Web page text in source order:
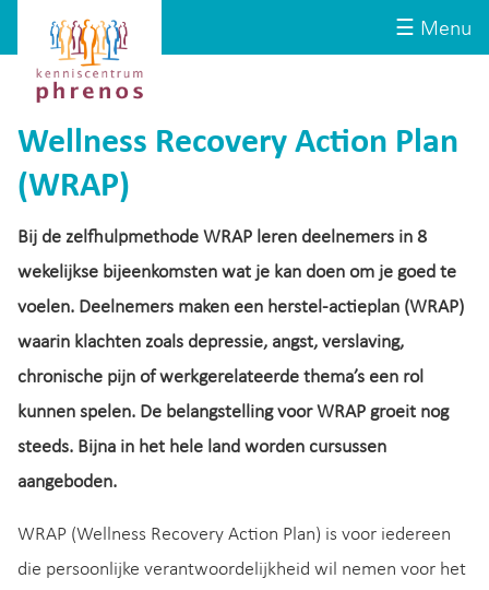
☰ Menu
Kenniscentrum
Phrenos
website
Wellness Recovery Action Plan
(WRAP)
Bij de zelfhulpmethode WRAP leren deelnemers in 8
wekelijkse bijeenkomsten wat je kan doen om je goed te
voelen. Deelnemers maken een herstel-actieplan (WRAP)
waarin klachten zoals depressie, angst, verslaving,
chronische pijn of werkgerelateerde thema’s een rol
kunnen spelen. De belangstelling voor WRAP groeit nog
steeds. Bijna in het hele land worden cursussen
aangeboden.
WRAP (Wellness Recovery Action Plan) is voor iedereen
die persoonlijke verantwoordelijkheid wil nemen voor het